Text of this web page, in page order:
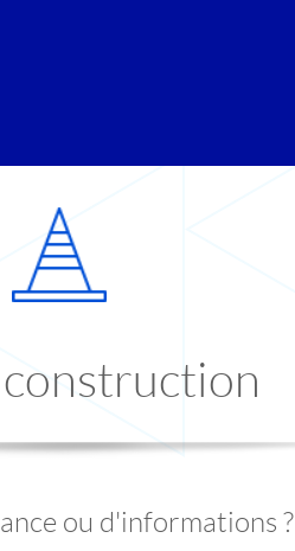
construction
ou d'informations ?